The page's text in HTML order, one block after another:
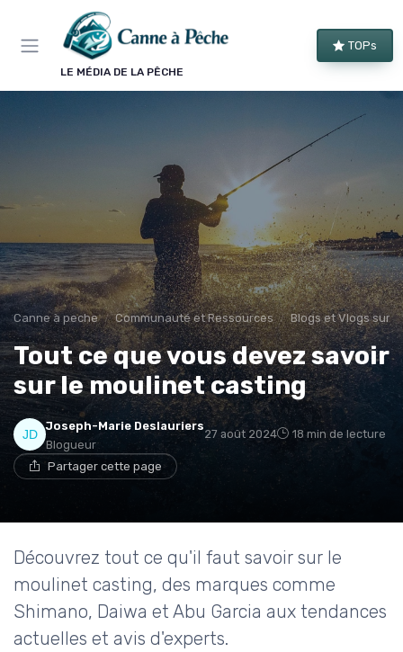
LE MÉDIA DE LA PÊCHE
TOPs
Canne à peche Communauté et Ressources Blogs et Vlogs sur
Tout ce que vous devez savoir
sur le moulinet casting
Joseph-Marie Deslauriers
Blogueur
27 août 2024 18 min de lecture
Partager cette page
Découvrez tout ce qu'il faut savoir sur le
moulinet casting, des marques comme
Shimano, Daiwa et Abu Garcia aux tendances
actuelles et avis d'experts.
Panneau de gestion des cookies